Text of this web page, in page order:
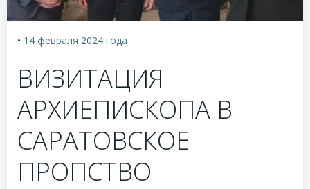
• 14 февраля 2024 года
ВИЗИТАЦИЯ
АРХИЕПИСКОПА В
САРАТОВСКОЕ
ПРОПСТВО